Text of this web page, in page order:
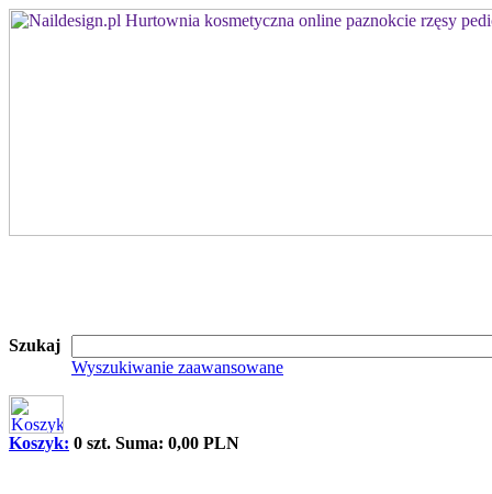
Szukaj
Wyszukiwanie zaawansowane
Koszyk: 0 szt. Suma: 0,00 PLN